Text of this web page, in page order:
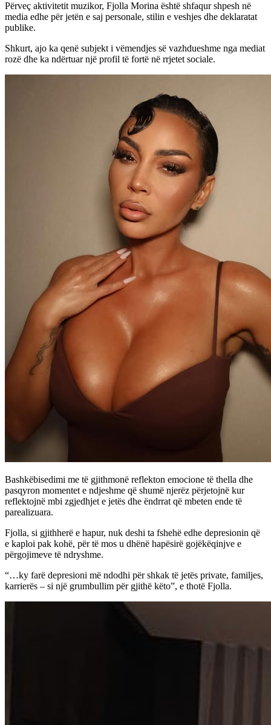
Përveç aktivitetit muzikor, Fjolla Morina është shfaqur shpesh në
media edhe për jetën e saj personale, stilin e veshjes dhe deklaratat
publike.
Shkurt, ajo ka qenë subjekt i vëmendjes së vazhdueshme nga mediat
rozë dhe ka ndërtuar një profil të fortë në rrjetet sociale.
Bashkëbisedimi me të gjithmonë reflekton emocione të thella dhe
pasqyron momentet e ndjeshme që shumë njerëz përjetojnë kur
reflektojnë mbi zgjedhjet e jetës dhe ëndrrat që mbeten ende të
parealizuara.
Fjolla, si gjithherë e hapur, nuk deshi ta fshehë edhe depresionin që
e kaploi pak kohë, për të mos u dhënë hapësirë gojëkëqinjve e
përgojimeve të ndryshme.
“…ky farë depresioni më ndodhi për shkak të jetës private, familjes,
karrierës – si një grumbullim për gjithë këto”, e thotë Fjolla.